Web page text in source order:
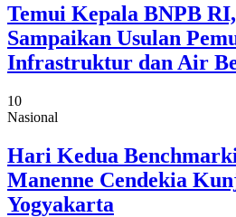
Temui Kepala BNPB
Sampaikan Usulan
Infrastruktur dan Air
10
Nasional
Hari Kedua
Manenne Cendekia
Yogyakarta